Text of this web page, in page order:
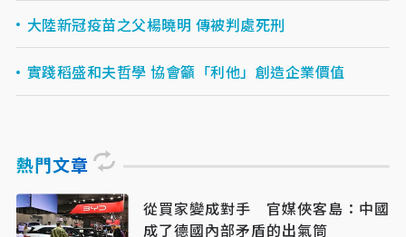
大陸新冠疫苗之父楊曉明 傳被判處死刑
實踐稻盛和夫哲學 協會籲「利他」創造企業價值
熱門文章
從買家變成對手 官媒俠客島：中國
成了德國內部矛盾的出氣筒